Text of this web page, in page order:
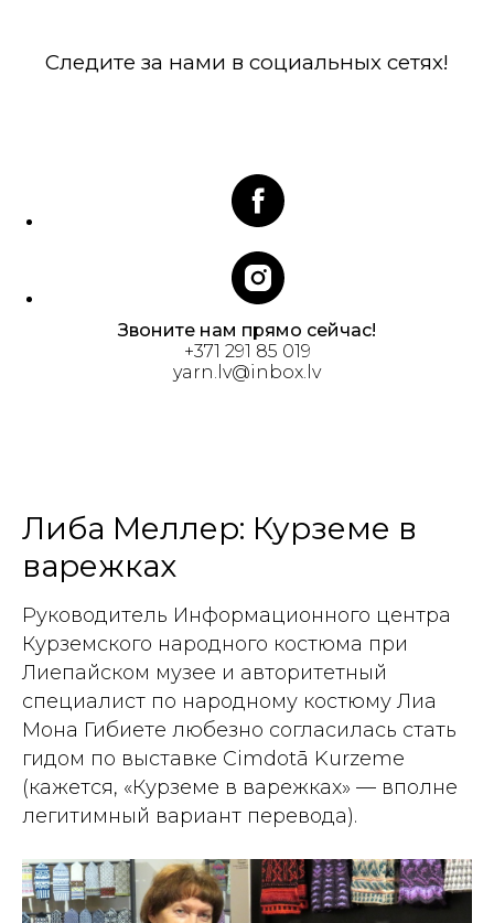
Следите за нами в социальных сетях!
Звоните нам прямо сейчас!
+371 291 85 019
yarn.lv@inbox.lv
Либа Меллер: Курземе в
варежках
Руководитель Информационного центра
Курземского народного костюма при
Лиепайском музее и авторитетный
специалист по народному костюму Лиа
Мона Гибиете любезно согласилась стать
гидом по выставке Cimdotā Kurzeme
(кажется, «Курземе в варежках» — вполне
легитимный вариант перевода).